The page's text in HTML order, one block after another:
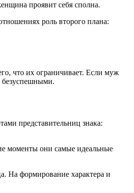
проявит себя сполна.
роль второго плана:
что их ограничивает. Если муж
безуспешными.
представительниц знака:
моменты они самые идеальные
На формирование характера и